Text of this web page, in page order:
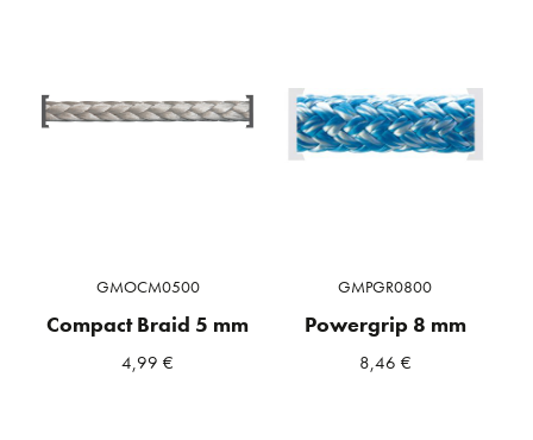
GMOCM0500
Compact Braid 5 mm
4,99€
GMPGR0800
Powergrip 8 mm
8,46 €